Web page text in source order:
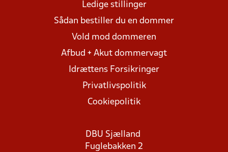
Ledige stillinger
Sådan bestiller du en dommer
Vold mod dommeren
Afbud + Akut dommervagt
Idrættens Forsikringer
Privatlivspolitik
Cookiepolitik
DBU Sjælland
Fuglebakken 2